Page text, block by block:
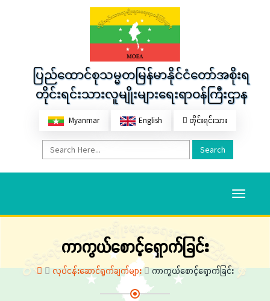
ပြည်ထောင်စုသမ္မတမြန်မာနိုင်ငံတော်အစိုးရ
တိုင်းရင်းသားလူမျိုးများရေးရာဝန်ကြီးဌာန
Myanmar English တိုင်းရင်းသား
Search
Toggle
ကာကွယ်စောင့်ရှောက်ခြင်း
လုပ်ငန်းဆောင်ရွက်ချက်များ ကာကွယ်စောင့်ရှောက်ခြင်း